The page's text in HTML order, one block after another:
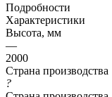
Подробности
Характеристики
Высота, мм
—
2000
Страна производства
?